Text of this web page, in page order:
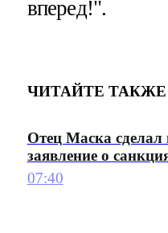
вперед!".
ЧИТАЙТЕ ТАКЖЕ
Отец Маска сделал
заявление о
07:40